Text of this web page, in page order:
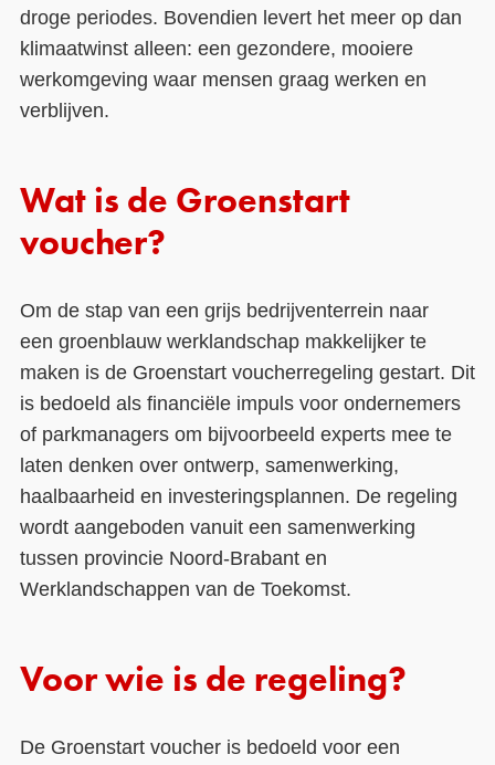
droge periodes. Bovendien levert het meer op dan
klimaatwinst alleen: een gezondere, mooiere
werkomgeving waar mensen graag werken en
verblijven.
Wat is de Groenstart
voucher?
Om de stap van een grijs bedrijventerrein naar
een groenblauw werklandschap makkelijker te
maken is de Groenstart voucherregeling gestart. Dit
is bedoeld als financiële impuls voor ondernemers
of parkmanagers om bijvoorbeeld experts mee te
laten denken over ontwerp, samenwerking,
haalbaarheid en investeringsplannen. De regeling
wordt aangeboden vanuit een samenwerking
tussen provincie Noord-Brabant en
Werklandschappen van de Toekomst.
Voor wie is de regeling?
De Groenstart voucher is bedoeld voor een